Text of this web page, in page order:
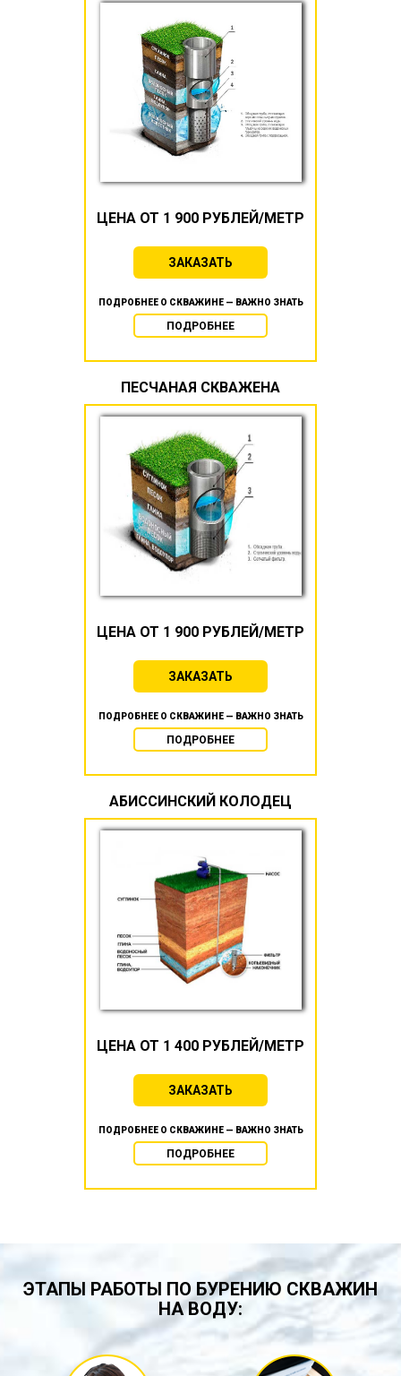
ЦЕНА ОТ 1 900 РУБЛЕЙ/МЕТР
ЗАКАЗАТЬ
ПОДРОБНЕЕ О СКВАЖИНЕ — ВАЖНО ЗНАТЬ
ПОДРОБНЕЕ
ПЕСЧАНАЯ СКВАЖЕНА
ЦЕНА ОТ 1 900 РУБЛЕЙ/МЕТР
ЗАКАЗАТЬ
ПОДРОБНЕЕ О СКВАЖИНЕ — ВАЖНО ЗНАТЬ
ПОДРОБНЕЕ
АБИССИНСКИЙ КОЛОДЕЦ
ЦЕНА ОТ 1 400 РУБЛЕЙ/МЕТР
ЗАКАЗАТЬ
ПОДРОБНЕЕ О СКВАЖИНЕ — ВАЖНО ЗНАТЬ
ПОДРОБНЕЕ
ЭТАПЫ РАБОТЫ ПО БУРЕНИЮ СКВАЖИН
НА ВОДУ: